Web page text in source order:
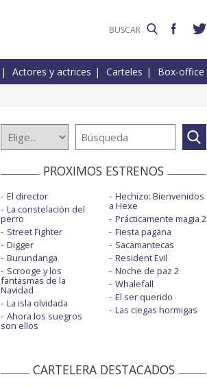
Actores y actrices Carteles Box-office
PROXIMOS ESTRENOS
El director
La constelación del
perro
Street Fighter
Digger
Burundanga
Scrooge y los
fantasmas de la
Navidad
La isla olvidada
Ahora los suegros
son ellos
Hechizo: Bienvenidos
a Hexe
Prácticamente magia 2
Fiesta pagäna
Sacamantecas
Resident Evil
Noche de paz 2
Whalefall
El ser querido
Las ciegas hormigas
CARTELERA DESTACADOS